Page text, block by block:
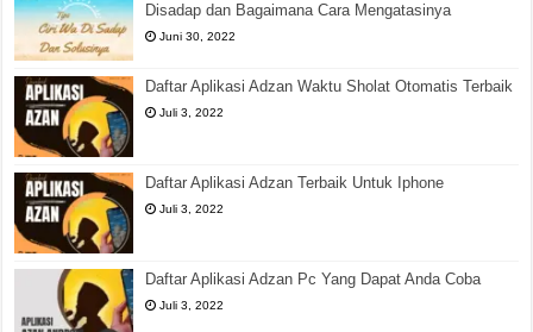
Disadap dan Bagaimana Cara Mengatasinya
Juni 30, 2022
Daftar Aplikasi Adzan Waktu Sholat Otomatis Terbaik
Juli 3, 2022
Daftar Aplikasi Adzan Terbaik Untuk Iphone
Juli 3, 2022
Daftar Aplikasi Adzan Pc Yang Dapat Anda Coba
Juli 3, 2022